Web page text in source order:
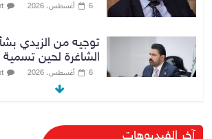
6 أغسطس، 2026
توجيه من الزيدي
الشاغرة لحين تسمية
6 أغسطس، 2026
هيئة الإعلام